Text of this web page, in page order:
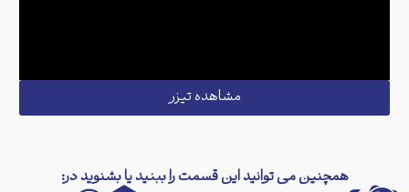
مشاهده تیزر
همچنین می توانید این قسمت را ببنید یا بشنوید در: